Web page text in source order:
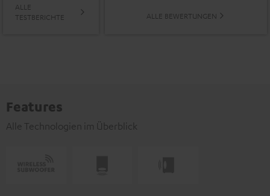
ALLE
TESTBERICHTE
ALLE BEWERTUNGEN
Features
Alle Technologien im Überblick